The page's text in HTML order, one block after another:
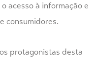
acesso à informação e
consumidores.
protagonistas desta